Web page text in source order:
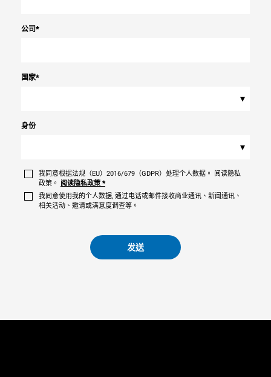
公司*
国家*
▾
身份
▾
我同意根据法规（EU）2016/679（GDPR）处理个人数据。 阅读隐私
政策。 阅读隐私政策 *
我同意使用我的个人数据, 通过电话或邮件接收商业通讯、新闻通讯、
相关活动、邀请或满意度调查等。
发送